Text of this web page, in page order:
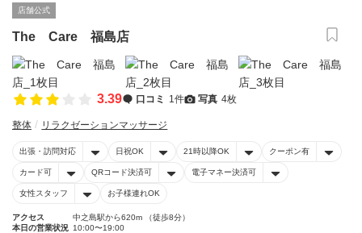
店舗公式
The Care 福島店
3.39 口コミ 1件 写真 4枚
整体 リラクゼーションマッサージ
出張・訪問対応 日祝OK 21時以降OK クーポン有
カード可 QRコード決済可 電子マネー決済可
女性スタッフ お子様連れOK
アクセス
中之島駅から620m （徒歩8分）
本日の営業状況 10:00〜19:00